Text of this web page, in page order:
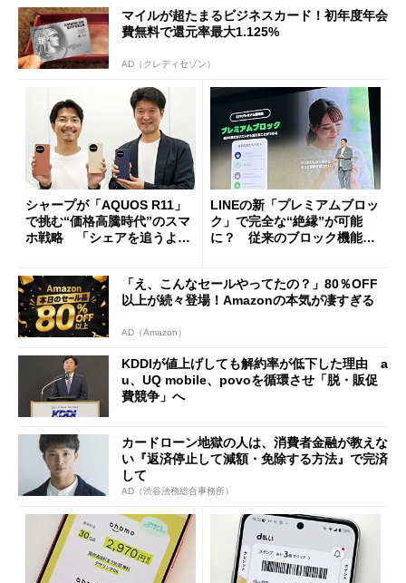
マイルが超たまるビジネスカード！初年度年会
費無料で還元率最大1.125%
AD（クレディセゾン）
シャープが「AQUOS R11」
で挑む“価格高騰時代”のスマ
ホ戦略 「シェアを追うより
LINEの新「プレミアムブロッ
ク」で完全な“絶縁”が可能
に？ 従来のブロック機能と
「え、こんなセールやってたの？」80％OFF
以上が続々登場！Amazonの本気が凄すぎる
AD（Amazon）
KDDIが値上げしても解約率が低下した理由 a
u、UQ mobile、povoを循環させ「脱・販促
費競争」へ
カードローン地獄の人は、消費者金融が教えな
い『返済停止して減額・免除する方法』で完済
して
AD（渋谷法務総合事務所）